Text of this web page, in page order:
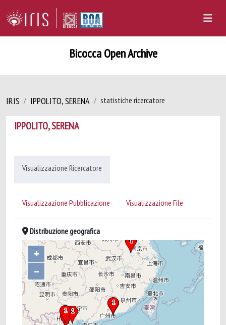
Bicocca Open Archive
IRIS IPPOLITO, SERENA statistiche ricercatore
IPPOLITO, SERENA
Visualizzazione Ricercatore
Visualizzazione Pubblicazione Visualizzazione File
Distribuzione geografica
+
–